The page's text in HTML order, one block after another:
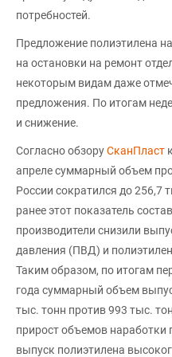
потребностей.
Предложение полиэтилена
на остановки на ремонт
некоторым видам даже
предложения. По итогам
и снижение.
Согласно обзоруСканПласт
апреле суммарный объем
России сократился до 256,7
ранее этот показатель
производители снизили
давления (ПВД) и
Таким образом, по итогам
года суммарный объем
тыс. тонн против 993 тыс.
прирост объемов
выпуск полиэтилена